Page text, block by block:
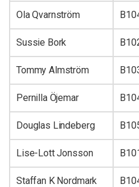
Ola Qvarnström
Sussie Bork
Tommy Almström
Pernilla Öjemar
Douglas Lindeberg
Lise-Lott Jonsson
Staffan K Nordmark